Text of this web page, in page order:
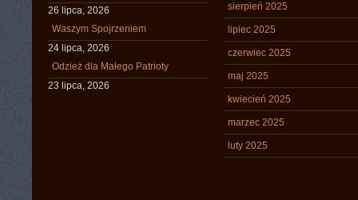
26 lipca, 2026
Waszym Spojrzeniem
24 lipca, 2026
Odzież dla Małego Patrioty
23 lipca, 2026
sierpień 2025
lipiec 2025
czerwiec 2025
maj 2025
kwiecień 2025
marzec 2025
luty 2025